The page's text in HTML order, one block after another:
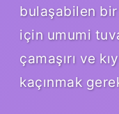
bulaşabilen
için umumi
çamaşırı ve
kaçınmak